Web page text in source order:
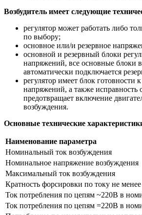
Возбудитель имеет следующие
регулятор может работать либо
по выбору;
основное или/и резервное
основной и резервный блоки
напряжений, все основные блоки
автоматически подключается
регулятор имеет блок
напряжений, а также исправность
предотвращает включение
возбуждения.
Основные технические
Наименование параметра
Номинальный ток возбуждения
Номинальное напряжение возбуждения
Максимальный ток возбуждения
Кратность форсировки по току не менее
Ток потребления по цепям ~220В в
Ток потребления по цепям =220В в